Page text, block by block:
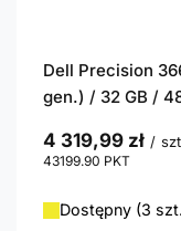
Dell Precision
gen.) / 32 GB /
4 319,99 zł /
43199.90 PKT
Dostępny (3